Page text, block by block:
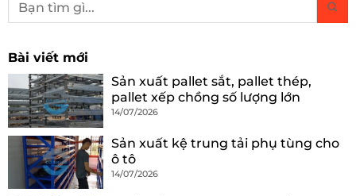
Bài viết mới
Sản xuất pallet sắt, pallet thép,
pallet xếp chồng số lượng lớn
14/07/2026
Sản xuất kệ trung tải phụ tùng cho
ô tô
14/07/2026